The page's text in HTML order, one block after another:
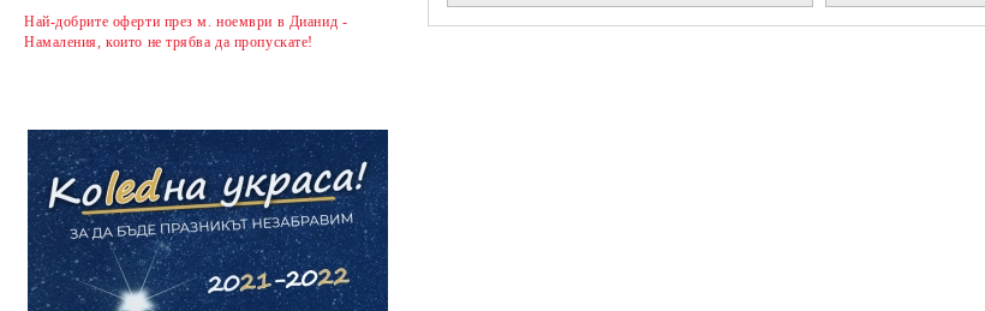
Най-добрите оферти през м. ноември в Дианид -
Намаления, които не трябва да пропускате!